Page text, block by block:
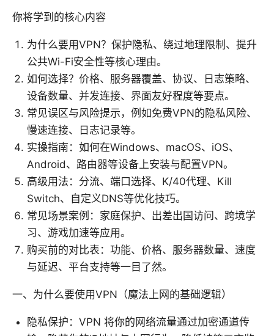
你将学到的核心内容
为什么要用VPN？保护隐私、绕过地理限制、提升
公共Wi-Fi安全性等核心理由。
如何选择？价格、服务器覆盖、协议、日志策略、
设备数量、并发连接、界面友好程度等要点。
常见误区与风险提示，例如免费VPN的隐私风险、
慢速连接、日志记录等。
实操指南：如何在Windows、macOS、iOS、
Android、路由器等设备上安装与配置VPN。
高级用法：分流、端口选择、K/40代理、Kill
Switch、自定义DNS等优化技巧。
常见场景案例：家庭保护、出差出国访问、跨境学
习、游戏加速等应用。
购买前的对比表：功能、价格、服务器数量、速度
与延迟、平台支持等一目了然。
一、为什么要使用VPN（魔法上网的基础逻辑）
隐私保护：VPN 将你的网络流量通过加密通道传